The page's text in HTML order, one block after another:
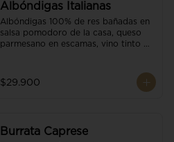
Albóndigas Italianas
Albóndigas 100% de res bañadas en
salsa pomodoro de la casa, queso
parmesano en escamas, vino tinto y
$29.900
Burrata Caprese